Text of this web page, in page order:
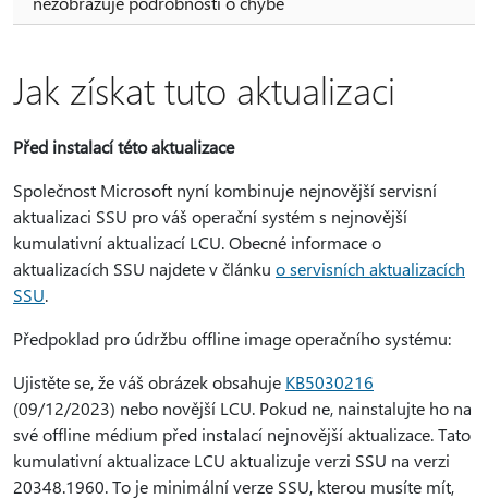
Jak získat tuto aktualizaci
Před instalací této aktualizace
Společnost Microsoft nyní kombinuje nejnovější servisní
aktualizaci SSU pro váš operační systém s nejnovější
kumulativní aktualizací LCU. Obecné informace o
aktualizacích SSU najdete v článku o servisních aktualizacích
SSU.
Předpoklad pro údržbu offline image operačního systému:
Ujistěte se, že váš obrázek obsahuje KB5030216
(09/12/2023) nebo novější LCU. Pokud ne, nainstalujte ho na
své offline médium před instalací nejnovější aktualizace. Tato
kumulativní aktualizace LCU aktualizuje verzi SSU na verzi
20348.1960. To je minimální verze SSU, kterou musíte mít,